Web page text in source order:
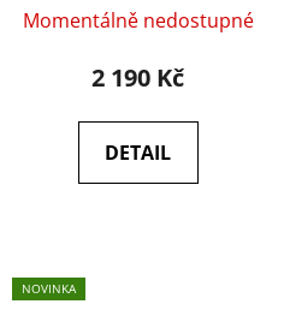
Helikon-tex, Taiga
Green
Momentálně nedostupné
2 190 Kč
DETAIL
NOVINKA